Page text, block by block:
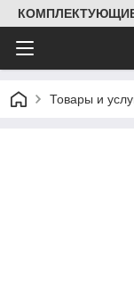
Товары и